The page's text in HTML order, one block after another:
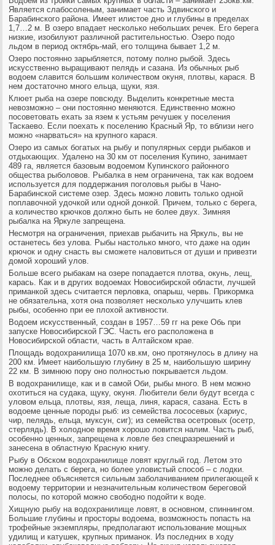
Является слабосоленым, занимает часть Здвинского и
Барабинского района. Имеет илистое дно и глубины в пределах
1,7…2 м. В озеро впадает несколько небольших речек. Его берега
низкие, изобилуют различной растительностью. Озеро подо
льдом в период октябрь-май, его толщина бывает 1,2 м.
Озеро постоянно зарыбляется, потому полно рыбой. Здесь
искусственно выращивают пелядь и сазана. Из обычных рыб
водоем славится большим количеством окуня, плотвы, карася. В
нем достаточно много ельца, щуки, язя.
Клюет рыба на озере повсюду. Выделить конкретные места
невозможно – они постоянно меняются. Единственно можно
посоветовать ехать за язем к устьям речушек у поселения
Таскаево. Если поехать к поселению Красный Яр, то вблизи него
можно «нарваться» на крупного карася.
Озеро из самых богатых на рыбу и популярных серди рыбаков и
отдыхающих. Удалено на 30 км от поселения Купино, занимает
489 га, является базовым водоемом Купинского районного
общества рыболовов. Рыбалка в нем ограничена, так как водоем
используется для поддержания поголовья рыбы в Чано-
Барабинской системе озер. Здесь можно ловить только одной
поплавочной удочкой или одной донкой. Причем, только с берега,
а количество крючков должно быть не более двух. Зимняя
рыбалка на Яркуле запрещена.
Несмотря на ограничения, приехав рыбачить на Яркуль, вы не
останетесь без улова. Рыбы настолько много, что даже на один
крючок и одну снасть вы сможете наловиться от души и привезти
домой хороший улов.
Больше всего рыбакам на озере попадается плотва, окунь, лещ,
карась. Как и в других водоемах Новосибирской области, лучшей
приманкой здесь считается перловка, опарыш, червь. Прикормка
не обязательна, хотя она позволяет несколько улучшить клев
рыбы, особенно при ее плохой активности.
Водоем искусственный, создан в 1957…59 гг на реке Обь при
запуске Новосибирской ГЭС. Часть его расположена в
Новосибирской области, часть в Алтайском крае.
Площадь водохранилища 1070 кв.км, оно протянулось в длину на
200 км. Имеет наибольшую глубину в 25 м, наибольшую ширину
22 км. В зимнюю пору оно полностью покрывается льдом.
В водохранилище, как и в самой Оби, рыбы много. В нем можно
охотиться на судака, щуку, окуня. Любители бели будут всегда с
уловом ельца, плотвы, язя, леща, линя, карася, сазана. Есть в
водоеме ценные породы рыб: из семейства лососевых (хариус,
чир, пелядь, ельца, муксун, сиг); из семейства осетровых (осетр,
стерлядь). В холодное время хорошо ловится налим. Часть рыб,
особенно ценных, запрещена к ловле без спецразрешений и
занесена в областную Красную книгу.
Рыбу в Обском водохранилище ловят круглый год. Летом это
можно делать с берега, но более уловистый способ – с лодки.
Последнее объясняется сильным заболачиванием прилегающей к
водоему территории и незначительным количеством береговой
полосы, по которой можно свободно подойти к воде.
Хищную рыбу на водохранилище ловят, в основном, спиннингом.
Большие глубины и просторы водоема, возможность попасть на
трофейные экземпляры, предполагают использование мощных
удилищ и катушек, крупных приманок. Из последних в ходу